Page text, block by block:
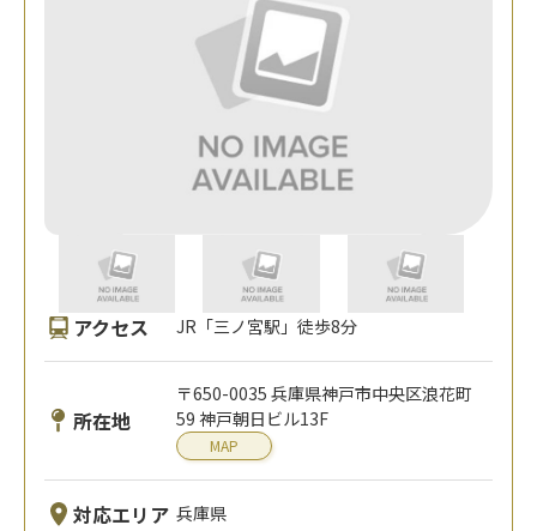
アクセス JR「三ノ宮駅」徒歩8分
所在地
〒650-0035 兵庫県神戸市中央区浪花町
59 神戸朝日ビル13F
MAP
対応エリア 兵庫県